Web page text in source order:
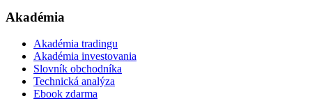
Akadémia
Akadémia tradingu
Akadémia investovania
Slovník obchodníka
Technická analýza
Ebook zdarma